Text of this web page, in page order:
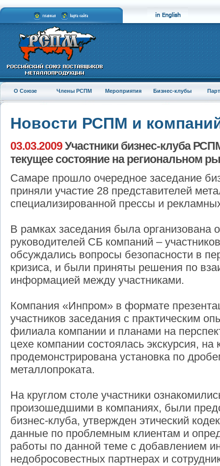
О Союзе Члены РСПМ Мероприятия Бизнес-клубы
Новости РСПМ и
03.03.2009Участники бизнес-клуба
текущее состояние на региональном
Самаре прошло очередное заседание
приняли участие 28 представителей
специализированной прессы и
В рамках заседания была организована
руководителей СБ компаний –
обсуждались вопросы безопасности в
кризиса, и были приняты решения по
информацией между участниками.
Компания «Инпром» в формате
участников заседания с практическим
филиала компании и планами на
цехе компании состоялась экскурсия, на
продемонстрирована установка по
металлопроката.
На круглом столе участники
произошедшими в компаниях, были
бизнес-клуба, утвержден этический
данные по проблемным клиентам и
работы по данной теме с добавлением
недобросовестных партнерах и